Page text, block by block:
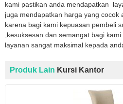
kami pastikan anda mendapatkan
juga mendapatkan harga yang cocok
karena bagi kami kepuasan pembeli
,kesuksesan dan semangat bagi
layanan sangat maksimal kepada
Produk Lain Kursi Kantor